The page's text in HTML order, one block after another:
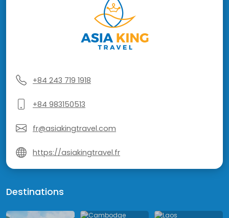
+84 243 719 1918
+84 983150513
fr@asiakingtravel.com
https://asiakingtravel.fr
Destinations